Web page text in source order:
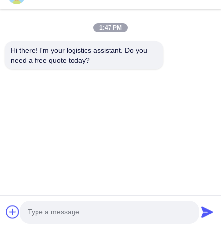
© 2026 Beijing Silk Road Enterprise Management Services Co.,LTD. All
1:47 PM
Hi there! I'm your logistics assistant. Do you
need a free quote today?